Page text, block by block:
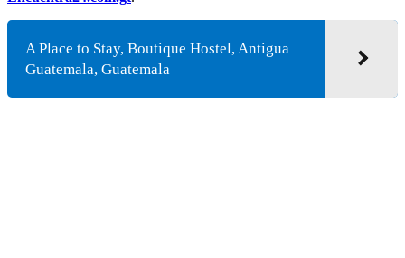
A Place to Stay, Boutique Hostel, Antigua
Guatemala, Guatemala